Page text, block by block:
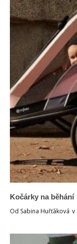
Kočárky na běhání
Od Sabina Huřťáková v